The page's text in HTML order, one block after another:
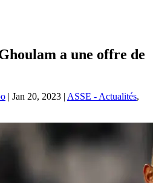
a une offre de
| Jan 20, 2023 | ASSE - Actualités,